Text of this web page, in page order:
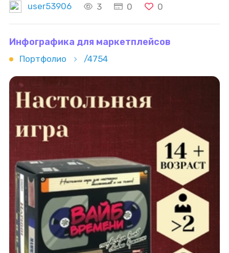
последующей доработкой в программе фотошоп.
user53906 3 0 0
Инфографика для маркетплейсов
Портфолио /4754